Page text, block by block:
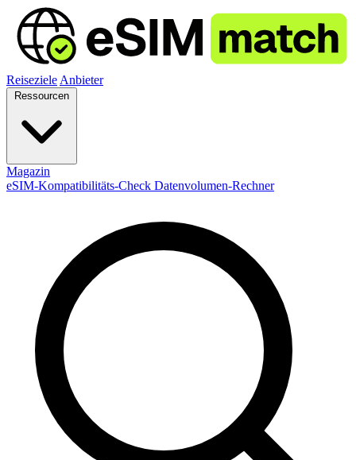
Reiseziele Anbieter
Magazin
eSIM-Kompatibilitäts-Check Datenvolumen-Rechner